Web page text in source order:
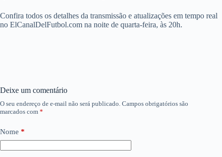
Confira todos os detalhes da transmissão e atualizações em tempo real
no ElCanalDelFutbol.com na noite de quarta-feira, às 20h.
Deixe um comentário
O seu endereço de e-mail não será publicado. Campos obrigatórios são
marcados com *
Nome *